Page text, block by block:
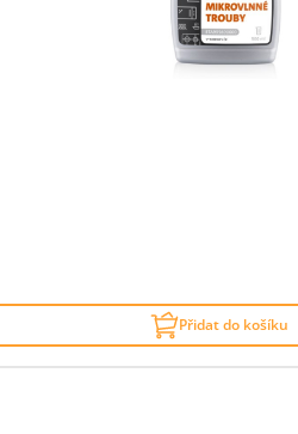
Přidat do košíku